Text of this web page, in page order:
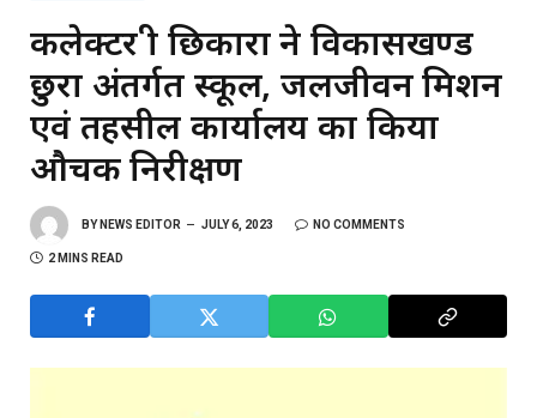
कलेक्टर श्री छिकारा ने विकासखण्ड
छुरा अंतर्गत स्कूल, जलजीवन मिशन
एवं तहसील कार्यालय का किया
औचक निरीक्षण
BY NEWS EDITOR JULY 6, 2023 NO COMMENTS
2 MINS READ